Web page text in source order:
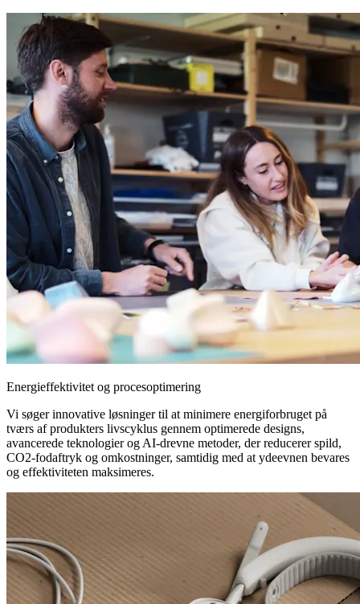
Energieffektivitet og procesoptimering
Vi søger innovative løsninger til at minimere energiforbruget på
tværs af produkters livscyklus gennem optimerede designs,
avancerede teknologier og AI-drevne metoder, der reducerer spild,
CO2-fodaftryk og omkostninger, samtidig med at ydeevnen bevares
og effektiviteten maksimeres.